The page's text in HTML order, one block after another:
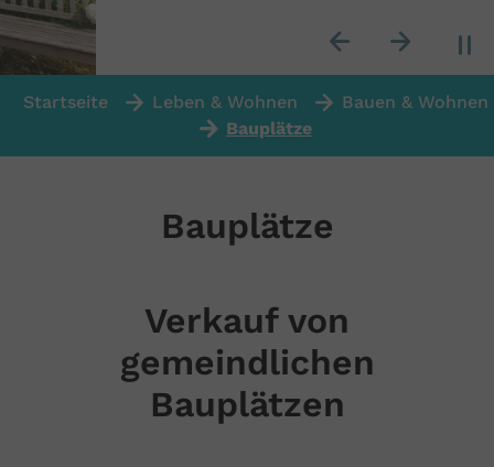
PreviousNext
You are here:
Startseite Leben & Wohnen
Bauen & Wohnen
Bauplätze
Bauplätze
Verkauf von
gemeindlichen
Bauplätzen